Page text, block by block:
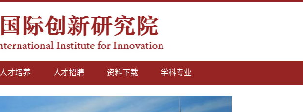
人才培养 人才招聘 资料下载 学科专业